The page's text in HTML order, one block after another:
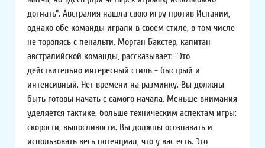
догнать". Австралия нашла свою игру против Испании,
однако обе команды играли в своем стиле, в том числе
не торопясь с пенальти. Морган Бакстер, капитан
австралийской команды, рассказывает: “Это
действительно интересный стиль - быстрый и
интенсивный. Нет времени на разминку. Вы должны
быть готовы начать с самого начала. Меньше внимания
уделяется тактике, больше техническим аспектам игры:
скорости, выносливости. Вы должны осознавать и
использовать весь потенциал, что у вас есть. Это